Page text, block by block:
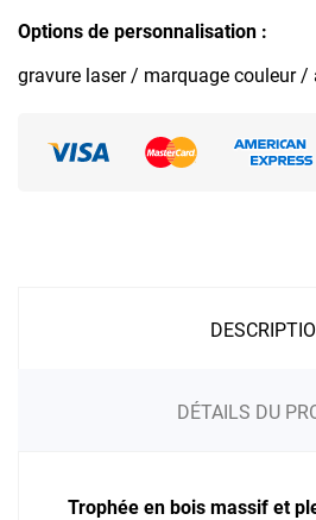
Options de personnalisation :
gravure laser / marquage couleur /
DÉTAILS DU
Trophée en bois massif et